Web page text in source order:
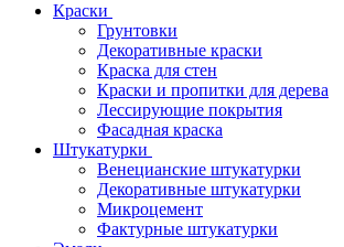
Краски
Грунтовки
Декоративные краски
Краска для стен
Краски и пропитки для дерева
Лессирующие покрытия
Фасадная краска
Штукатурки
Венецианские штукатурки
Декоративные штукатурки
Микроцемент
Фактурные штукатурки